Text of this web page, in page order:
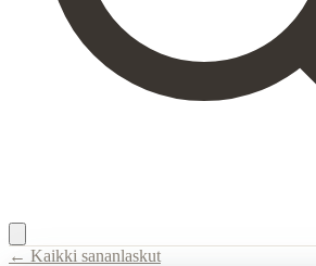
← Kaikki sananlaskut